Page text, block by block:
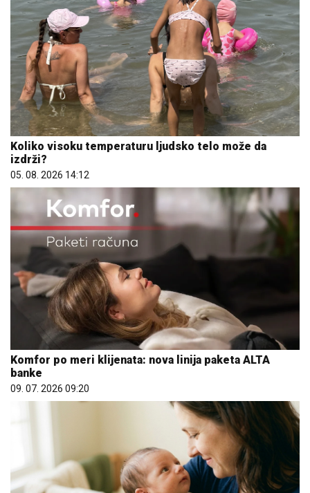
Koliko visoku temperaturu ljudsko telo može da
izdrži?
05. 08. 2026 14:12
Komfor po meri klijenata: nova linija paketa ALTA
banke
09. 07. 2026 09:20